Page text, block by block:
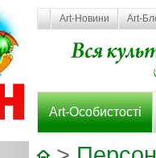
Art-Новини Art-
Art-Особистості